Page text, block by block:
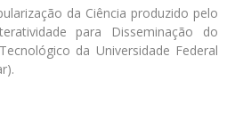
da Ciência produzido pelo
para Disseminação do
da Universidade Federal